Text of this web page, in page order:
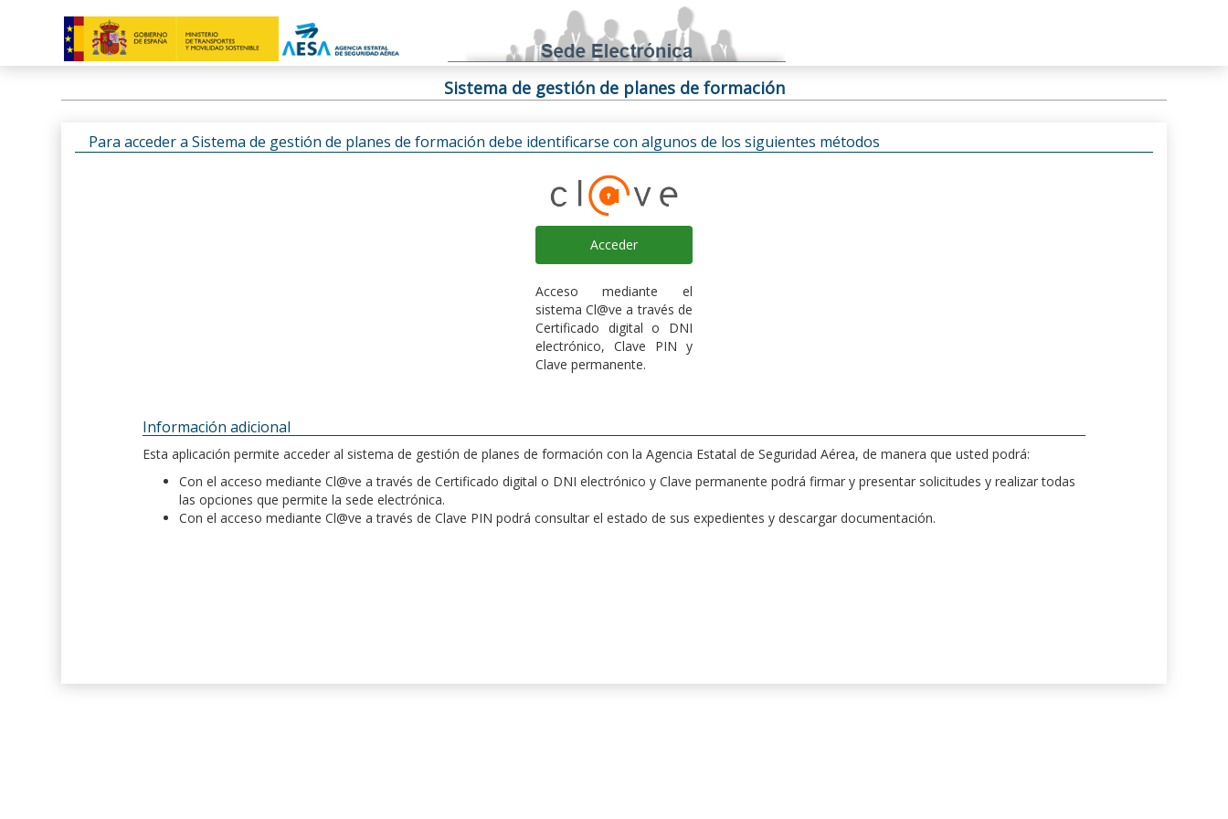
Sistema de gestión de planes de formación
Para acceder a Sistema de gestión de planes de formación debe identificarse con algunos de los siguientes métodos
Acceder
Acceso mediante el
sistema Cl@ve a través de
Certificado digital o DNI
electrónico, Clave PIN y
Clave permanente.
Información adicional
Esta aplicación permite acceder al sistema de gestión de planes de formación con la Agencia Estatal de Seguridad Aérea, de manera que usted podrá:
Con el acceso mediante Cl@ve a través de Certificado digital o DNI electrónico y Clave permanente podrá firmar y presentar solicitudes y realizar todas
las opciones que permite la sede electrónica.
Con el acceso mediante Cl@ve a través de Clave PIN podrá consultar el estado de sus expedientes y descargar documentación.